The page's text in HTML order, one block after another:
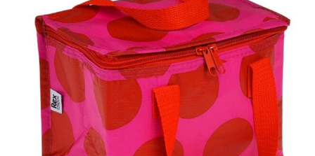
byla:
148 Kč.
je:
98 Kč.
red/pink
množství